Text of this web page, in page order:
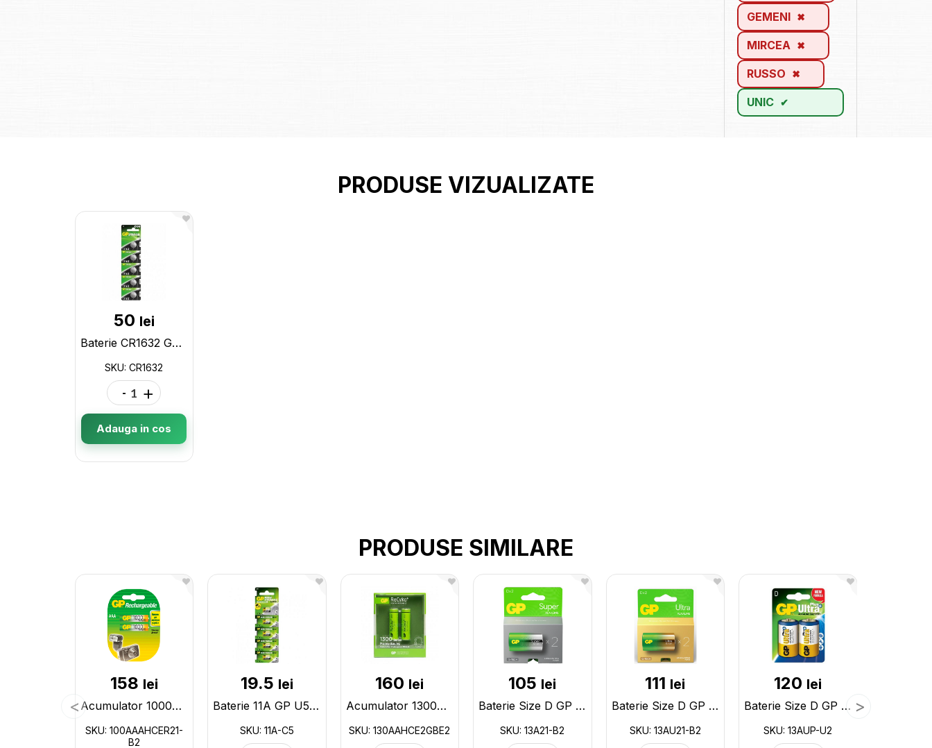
GEMENI
MIRCEA
RUSSO
UNIC
PRODUSE VIZUALIZATE
50 lei
Baterie CR1632 GP U5 CR1632
SKU: CR1632
- +
Adauga in cos
PRODUSE SIMILARE
158 lei
Acumulator 1000mAh/AAA GP (2buc/blister) 100AAAHCER21-B2
SKU: 100AAAHCER21-
B2
19.5 lei
Baterie 11A GP U5 (blister) 11A-C5
SKU: 11A-C5
160 lei
Acumulator 1300mAh/AA GP (2buc/blister) 130AAHCE2GBE2
SKU: 130AAHCE2GBE2
105 lei
Baterie Size D GP G-tech (2buc/blister) (0142) 13A21-B2
SKU: 13A21-B2
111 lei
Baterie Size D GP G-tech (2buc/blister)(0166) 13AU21-B2
SKU: 13AU21-B2
120 lei
Baterie Size D GP Ultra Plus+ (2buc/blister)(0159) 13AUP-U2
SKU: 13AUP-U2